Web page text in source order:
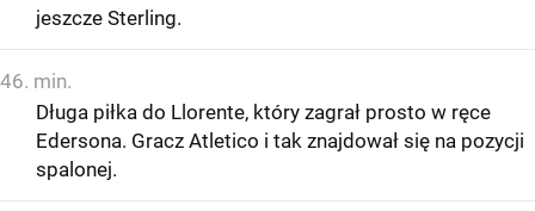
jeszcze Sterling.
46. min.
Długa piłka do Llorente, który zagrał prosto w ręce
Edersona. Gracz Atletico i tak znajdował się na pozycji
spalonej.